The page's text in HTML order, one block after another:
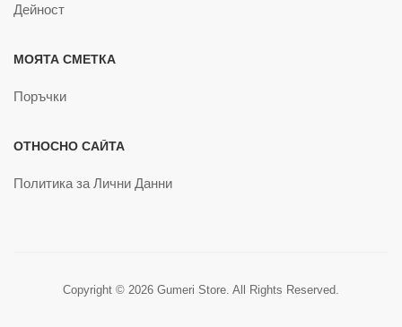
Дейност
МОЯТА СМЕТКА
Поръчки
ОТНОСНО САЙТА
Политика за Лични Данни
Copyright © 2026 Gumeri Store. All Rights Reserved.